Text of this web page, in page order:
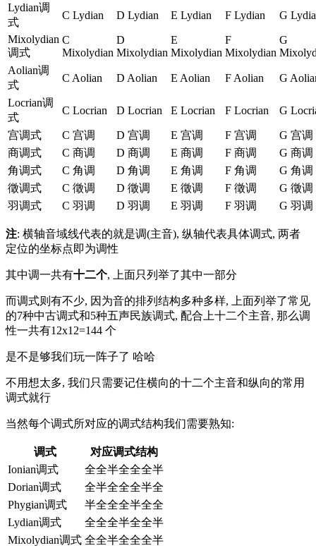
Lydian调
式
C Lydian D Lydian E Lydian F Lydian
G
Mixolydian
调式
C
Mixolydian
D
Mixolydian
E
Mixolydian
F
Mixolydian
G
Aolian调
式
C Aolian D Aolian E Aolian F Aolian G
Locrian调
式
C Locrian D Locrian E Locrian F Locrian G
宫调式 C 宫调 D 宫调 E 宫调 F 宫调
G 宫调
商调式
C 商调 D 商调 E 商调 F 商调
G 商调
角调式
C 角调 D 角调 E 角调 F 角调
G 角调
徵调式
C 徵调 D 徵调 E 徵调 F 徵调
G 徵调
羽调式
C 羽调 D 羽调 E 羽调 F 羽调 G 羽调
注: 横轴音域线代表的就是调(主音), 纵轴代表具体调式, 两者
定位的坐标点即为调性
其中调一共有十二个, 上面只列举了其中一部分
而调式则有不少, 因为音的排列结构多种多样, 上面列举了常见
的7种中古调式和5种五声民族调式, 配合上十二个主音, 那么调
性一共有12x12=144 个
是不是够我们玩一阵子了 哈哈
不用想太多, 我们只需要记住横向的十二个主音和纵向的常用
调式就行
当然每个调式所对应的调式结构我们需要熟知:
调式
对应调式结构
Ionian调式
全全半全全全半
Dorian调式
全半全全全半全
Phygian调式
半全全全半全全
Lydian调式
全全全半全全半
Mixolydian调式 全全半全全全半